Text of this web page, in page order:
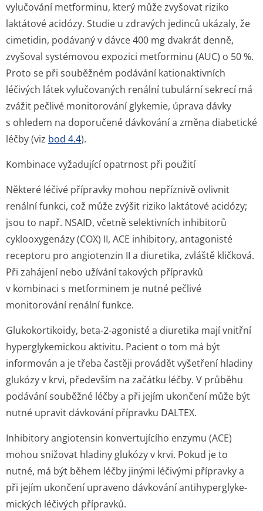
vylučování metforminu, který může zvyšovat riziko
laktátové acidózy. Studie u zdravých jedinců ukázaly, že
cimetidin, podávaný v dávce 400 mg dvakrát denně,
zvyšoval systémovou expozici metforminu (AUC) o 50 %.
Proto se při souběžném podávání kationaktivních
léčivých látek vylučovaných renální tubulární sekrecí má
zvážit pečlivé monitorování glykemie, úprava dávky
s ohledem na doporučené dávkování a změna diabetické
léčby (viz bod 4.4).
Kombinace vyžadující opatrnost při použití
Některé léčivé přípravky mohou nepříznivě ovlivnit
renální funkci, což může zvýšit riziko laktátové acidózy;
jsou to např. NSAID, včetně selektivních inhibitorů
cyklooxygenázy (COX) II, ACE inhibitory, antagonisté
receptoru pro angiotenzin II a diuretika, zvláště kličková.
Při zahájení nebo užívání takových přípravků
v kombinaci s metforminem je nutné pečlivé
monitorování renální funkce.
Glukokortikoidy, beta-2-agonisté a diuretika mají vnitřní
hyperglykemickou aktivitu. Pacient o tom má být
informován a je třeba častěji provádět vyšetření hladiny
glukózy v krvi, především na začátku léčby. V průběhu
podávání souběžné léčby a při jejím ukončení může být
nutné upravit dávkování přípravku DALTEX.
Inhibitory angiotensin konvertujícího enzymu (ACE)
mohou snižovat hladiny glukózy v krvi. Pokud je to
nutné, má být během léčby jinými léčivými přípravky a
při jejím ukončení upraveno dávkování antihyperglyke­
mických léčivých přípravků.